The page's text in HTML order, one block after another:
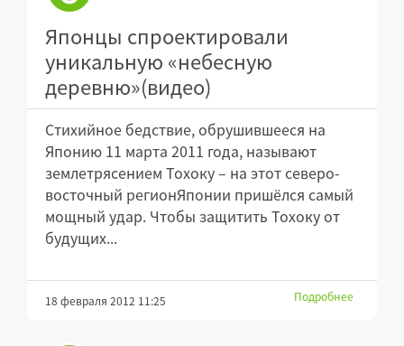
Японцы спроектировали
уникальную «небесную
деревню»(видео)
Стихийное бедствие, обрушившееся на
Японию 11 марта 2011 года, называют
землетрясением Тохоку – на этот северо-
восточный регионЯпонии пришёлся самый
мощный удар. Чтобы защитить Тохоку от
будущих...
18 февраля 2012 11:25 Подробнее